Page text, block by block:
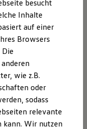
und Updates
ID.
folgende
besucht
Inhalte
auf einer
Browsers
wie z.B.
oder
sodass
relevante
kann. Wir nutzen